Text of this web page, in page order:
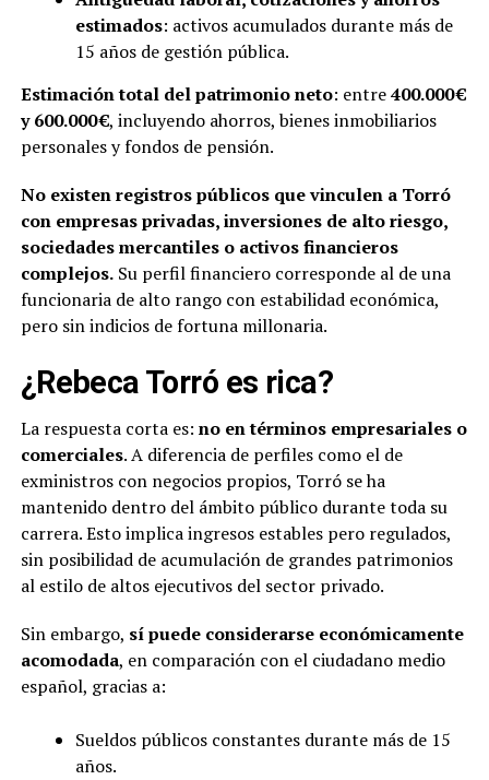
estimados: activos acumulados durante más de
15 años de gestión pública.
Estimación total del patrimonio neto: entre400.000 €
y 600.000 €, incluyendo ahorros, bienes inmobiliarios
personales y fondos de pensión.
No existen registros públicos que vinculen a Torró
con empresas privadas, inversiones de alto riesgo,
sociedades mercantiles o activos financieros
complejos.Su perfil financiero corresponde al de una
funcionaria de alto rango con estabilidad económica,
pero sin indicios de fortuna millonaria.
¿Rebeca Torró es rica?
La respuesta corta es: no en términos empresariales o
comerciales. A diferencia de perfiles como el de
exministros con negocios propios, Torró se ha
mantenido dentro del ámbito público durante toda su
carrera. Esto implica ingresos estables pero regulados,
sin posibilidad de acumulación de grandes patrimonios
al estilo de altos ejecutivos del sector privado.
Sin embargo, sí puede considerarse económicamente
acomodada, en comparación con el ciudadano medio
español, gracias a:
Sueldos públicos constantes durante más de 15
años.